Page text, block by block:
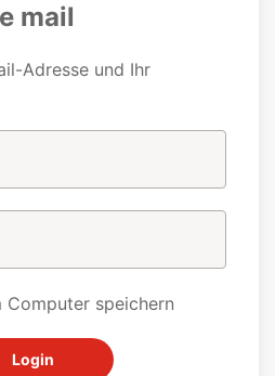
mail
Adresse und Ihr
Computer speichern